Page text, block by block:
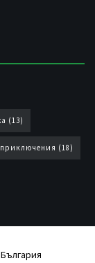
(13)
приключения (18)